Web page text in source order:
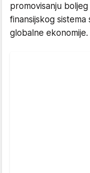
promovisanju
finansijskog
globalne ekonomije.